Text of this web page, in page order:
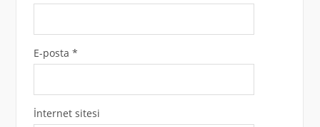
E-posta *
İnternet sitesi